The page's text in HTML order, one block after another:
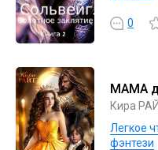
0
МАМА
Кира
Легкое
фэнтези